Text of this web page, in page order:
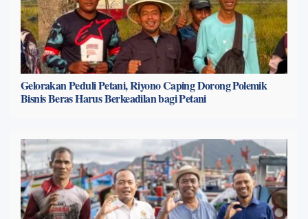
Gelorakan Peduli Petani, Riyono Caping Dorong Polemik
Bisnis Beras Harus Berkeadilan bagi Petani